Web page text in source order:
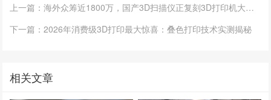
上一篇：海外众筹近1800万，国产3D扫描仪正复刻3D打印机大众化之路
下一篇：2026年消费级3D打印最大惊喜：叠色打印技术实测揭秘
相关文章